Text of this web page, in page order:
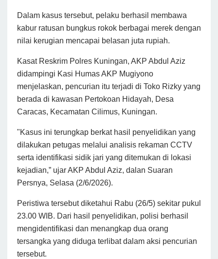
Dalam kasus tersebut, pelaku berhasil membawa
kabur ratusan bungkus rokok berbagai merek dengan
nilai kerugian mencapai belasan juta rupiah.
Kasat Reskrim Polres Kuningan, AKP Abdul Aziz
didampingi Kasi Humas AKP Mugiyono
menjelaskan, pencurian itu terjadi di Toko Rizky yang
berada di kawasan Pertokoan Hidayah, Desa
Caracas, Kecamatan Cilimus, Kuningan.
"Kasus ini terungkap berkat hasil penyelidikan yang
dilakukan petugas melalui analisis rekaman CCTV
serta identifikasi sidik jari yang ditemukan di lokasi
kejadian,” ujar AKP Abdul Aziz, dalan Suaran
Persnya, Selasa (2/6/2026).
Peristiwa tersebut diketahui Rabu (26/5) sekitar pukul
23.00 WIB. Dari hasil penyelidikan, polisi berhasil
mengidentifikasi dan menangkap dua orang
tersangka yang diduga terlibat dalam aksi pencurian
tersebut.